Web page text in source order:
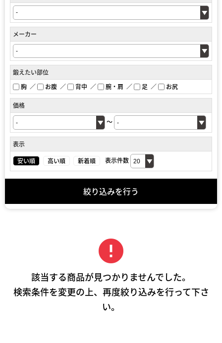
メーカー
鍛えたい部位
胸
お腹 背中 腕・肩 足 お尻
価格
～
表示
安い順
高い順 新着順 表示件数
絞り込みを行う
error
該当する商品が見つかりませんでした。
検索条件を変更の上、再度絞り込みを行って下さ
い。